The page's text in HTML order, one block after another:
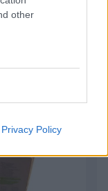
other
Privacy Policy